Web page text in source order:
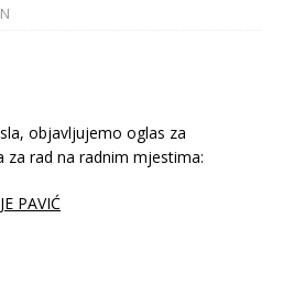
objavljujemo oglas za
za rad na radnim mjestima:
PAVIĆ